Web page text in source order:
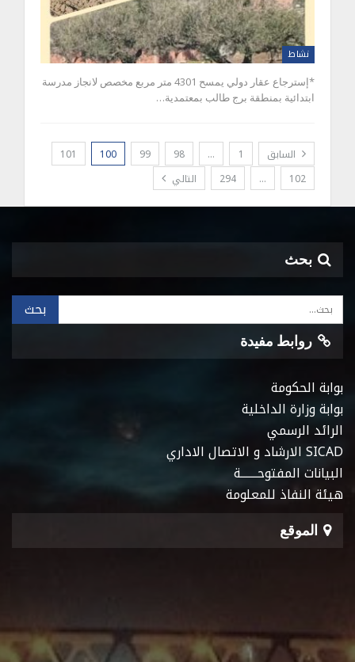
نشاط
*إسترجاع عقار دولي يمسح 4301 متر مربع مخصص لانجاز مدرسة
ابتدائية بمنطقة برج طالب بمعتمدية…
السابق 1
…
98
99
100
101
102
…
294 التالي
بحث
روابط مفيدة
بوابة الحكومة
بوابة وزارة الداخلية
الرائد الرسمي
SICAD الارشاد و الاتصال الاداري
البيانات المفتوحـــــــة
هيئة النفاذ للمعلومة
الموقع